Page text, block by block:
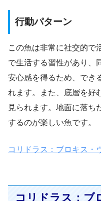
行動パターン
この魚は非常に社交的で
で生活する習性があり、
安心感を得るため、でき
れます。また、底層を好
見られます。地面に落ち
するのが楽しい魚です。
コリドラス：ブロキス・
コリドラス：ブ